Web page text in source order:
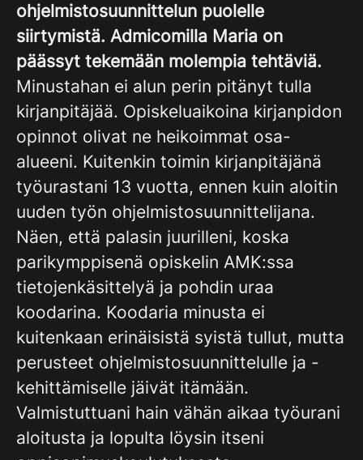
ohjelmistosuunnittelun puolelle
siirtymistä. Admicomilla Maria on
päässyt tekemään molempia tehtäviä.
Minustahan ei alun perin pitänyt tulla
kirjanpitäjää. Opiskeluaikoina kirjanpidon
opinnot olivat ne heikoimmat osa-
alueeni. Kuitenkin toimin kirjanpitäjänä
työurastani 13 vuotta, ennen kuin aloitin
uuden työn ohjelmistosuunnittelijana.
Näen, että palasin juurilleni, koska
parikymppisenä opiskelin AMK:ssa
tietojenkäsittelyä ja pohdin uraa
koodarina. Koodaria minusta ei
kuitenkaan erinäisistä syistä tullut, mutta
perusteet ohjelmistosuunnittelulle ja -
kehittämiselle jäivät itämään.
Valmistuttuani hain vähän aikaa työurani
aloitusta ja lopulta löysin itseni